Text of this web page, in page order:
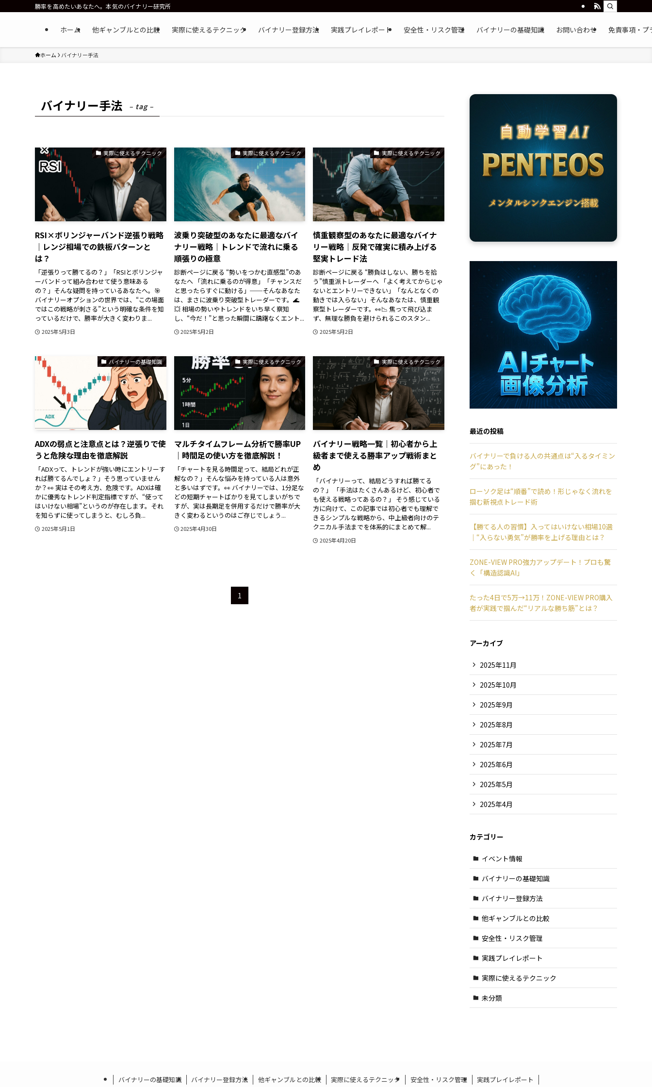
勝率を高めたいあなたへ。本気のバイナリー研究所
ホーム 他ギャンブルとの比較 実際に使えるテクニック バイナリー登録方法 実践プレイレポート 安全性・リスク管理 バイナリーの基礎知識 お問い合わせ 免責事項・プ
ホーム バイナリー手法
バイナリー手法 – tag –
実際に使えるテクニック
RSI×ボリンジャーバンド逆張り戦略
｜レンジ相場での鉄板パターンと
は？
「逆張りって勝てるの？」「RSIとボリンジャ
ーバンドって組み合わせて使う意味ある
の？」そんな疑問を持っているあなたへ。🎯
バイナリーオプションの世界では、“この場面
ではこの戦略が刺さる”という明確な条件を知
っているだけで、勝率が大きく変わりま...
2025年5月3日
実際に使えるテクニック
波乗り突破型のあなたに最適なバイ
ナリー戦略｜トレンドで流れに乗る
順張りの極意
診断ページに戻る “勢いをつかむ直感型”のあ
なたへ 「流れに乗るのが得意」「チャンスだ
と思ったらすぐに動ける」──そんなあなた
は、まさに波乗り突破型トレーダーです。🌊
💥 相場の勢いやトレンドをいち早く察知
し、“今だ！”と思った瞬間に躊躇なくエント...
2025年5月2日
実際に使えるテクニック
慎重観察型のあなたに最適なバイナ
リー戦略｜反発で確実に積み上げる
堅実トレード法
診断ページに戻る “勝負はしない、勝ちを拾
う”慎重派トレーダーへ 「よく考えてからじゃ
ないとエントリーできない」「なんとなくの
動きでは入らない」そんなあなたは、慎重観
察型トレーダーです。👀📉 焦って飛び込ま
ず、無理な勝負を避けられるこのスタン...
2025年5月2日
バイナリーの基礎知識
ADXの弱点と注意点とは？逆張りで使
うと危険な理由を徹底解説
「ADXって、トレンドが強い時にエントリーす
れば勝てるんでしょ？」そう思っていません
か？👀 実はその考え方、危険です。ADXは確
かに優秀なトレンド判定指標ですが、“使って
はいけない相場”というのが存在します。それ
を知らずに使ってしまうと、むしろ負...
2025年5月1日
実際に使えるテクニック
マルチタイムフレーム分析で勝率UP
｜時間足の使い方を徹底解説！
「チャートを見る時間足って、結局どれが正
解なの？」そんな悩みを持っている人は意外
と多いはずです。👀 バイナリーでは、1分足な
どの短期チャートばかりを見てしまいがちで
すが、実は長期足を併用するだけで勝率が大
きく変わるというのはご存じでしょう...
2025年4月30日
実際に使えるテクニック
バイナリー戦略一覧｜初心者から上
級者まで使える勝率アップ戦術まと
め
「バイナリーって、結局どうすれば勝てる
の？」 「手法はたくさんあるけど、初心者で
も使える戦略ってあるの？」 そう感じている
方に向けて、この記事では初心者でも理解で
きるシンプルな戦略から、中上級者向けのテ
クニカル手法までを体系的にまとめて解...
2025年4月20日
1
最近の投稿
バイナリーで負ける人の共通点は“入るタイミン
グ”にあった！
ローソク足は“順番”で読め！形じゃなく流れを
掴む新視点トレード術
【勝てる人の習慣】入ってはいけない相場10選
｜“入らない勇気”が勝率を上げる理由とは？
ZONE-VIEW PRO強力アップデート！プロも驚
く「構造認識AI」
たった4日で5万→11万！ZONE-VIEW PRO購入
者が実践で掴んだ“リアルな勝ち筋”とは？
アーカイブ
2025年11月
2025年10月
2025年9月
2025年8月
2025年7月
2025年6月
2025年5月
2025年4月
カテゴリー
イベント情報
バイナリーの基礎知識
バイナリー登録方法
他ギャンブルとの比較
安全性・リスク管理
実践プレイレポート
実際に使えるテクニック
未分類
バイナリーの基礎知識 バイナリー登録方法 他ギャンブルとの比較 実際に使えるテクニック 安全性・リスク管理 実践プレイレポート